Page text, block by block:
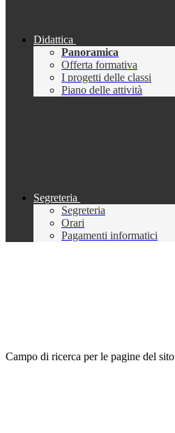
Didattica
Panoramica
Offerta formativa
I progetti delle classi
Piano delle attività
Segreteria
Segreteria
Orari
Pagamenti informatici
Campo di ricerca per le pagine del sito